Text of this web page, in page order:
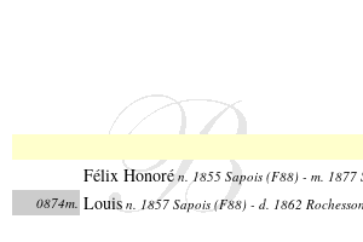
Félix Honorén. 1855 Sapois (F88) - m. 1877
0874m. Louis n. 1857 Sapois (F88) - d. 1862